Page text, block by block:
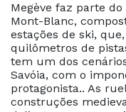
Megève faz parte
Mont-Blanc,
estações de ski,
quilômetros de
tem um dos
Savóia, com o
protagonista.. As
construções